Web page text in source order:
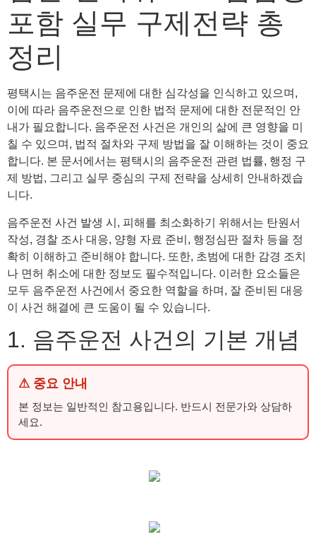
포함 실무 구제전략 총
정리
평택시는 음주운전 문제에 대한 심각성을 인식하고 있으며,
이에 따라 음주운전으로 인한 법적 문제에 대한 전문적인 안
내가 필요합니다. 음주운전 사건은 개인의 삶에 큰 영향을 미
칠 수 있으며, 법적 절차와 구제 방법을 잘 이해하는 것이 중요
합니다. 본 문서에서는 평택시의 음주운전 관련 법률, 행정 구
제 방법, 그리고 실무 중심의 구제 전략을 상세히 안내하겠습
니다.
음주운전 사건 발생 시, 피해를 최소화하기 위해서는 탄원서
작성, 경찰 조사 대응, 양형 자료 준비, 행정심판 절차 등을 정
확히 이해하고 준비해야 합니다. 또한, 초범에 대한 감경 조치
나 면허 취소에 대한 정보도 필수적입니다. 이러한 요소들은
모두 음주운전 사건에서 중요한 역할을 하며, 잘 준비된 대응
이 사건 해결에 큰 도움이 될 수 있습니다.
1. 음주운전 사건의 기본 개념
⚠ 중요 안내
본 정보는 일반적인 참고용입니다. 반드시 전문가와 상담하
세요.